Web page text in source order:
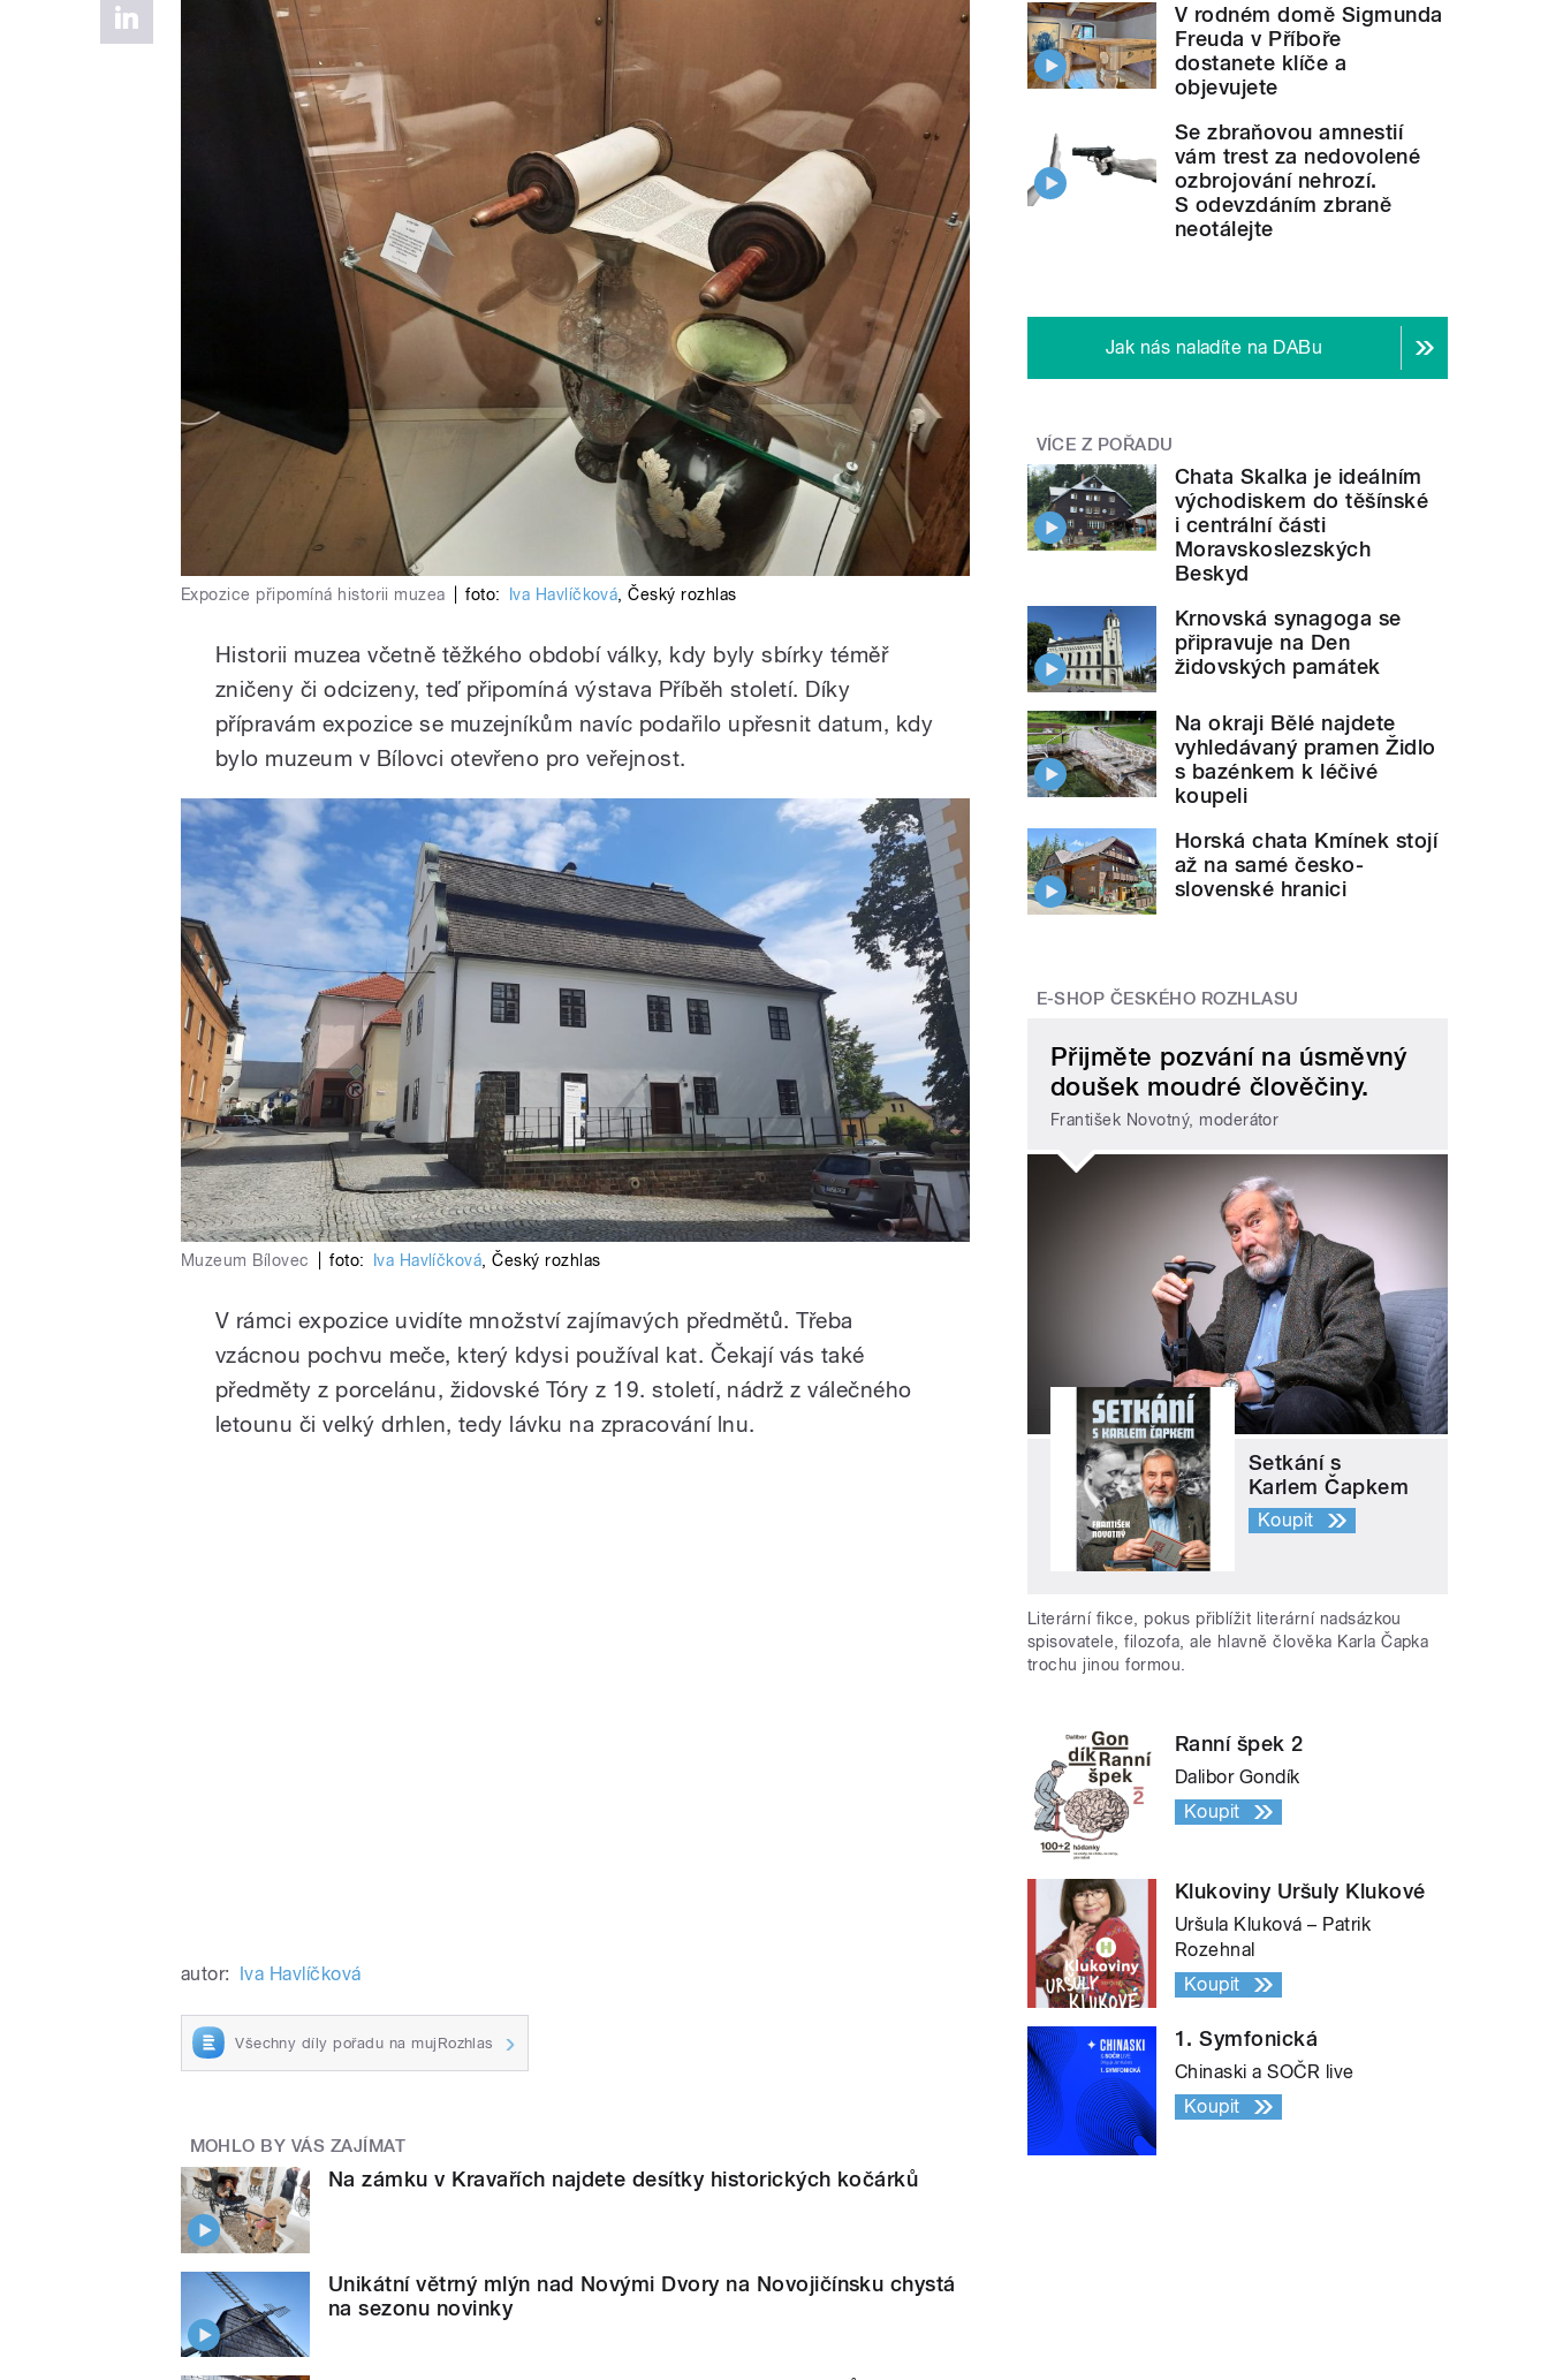
Expozice připomíná historii muzea foto: Iva Havlíčková,Český rozhlas
Historii muzea včetně těžkého období války, kdy byly sbírky téměř
zničeny či odcizeny, teď připomíná výstava Příběh století. Díky
přípravám expozice se muzejníkům navíc podařilo upřesnit datum, kdy
bylo muzeum v Bílovci otevřeno pro veřejnost.
Muzeum Bílovec foto: Iva Havlíčková,Český rozhlas
V rámci expozice uvidíte množství zajímavých předmětů. Třeba
vzácnou pochvu meče, který kdysi používal kat. Čekají vás také
předměty z porcelánu, židovské Tóry z 19. století, nádrž z válečného
letounu či velký drhlen, tedy lávku na zpracování lnu.
autor: Iva Havlíčková
Všechny díly pořadu na mujRozhlas
MOHLO BY VÁS ZAJÍMAT
Na zámku v Kravařích najdete desítky historických kočárků
Unikátní větrný mlýn nad Novými Dvory na Novojičínsku chystá
na sezonu novinky
V rodném domě Sigmunda
Freuda v Příboře
dostanete klíče a
objevujete
Se zbraňovou amnestií
vám trest za nedovolené
ozbrojování nehrozí.
S odevzdáním zbraně
neotálejte
Jak nás naladíte na DABu
VÍCE Z POŘADU
Chata Skalka je ideálním
východiskem do těšínské
i centrální části
Moravskoslezských
Beskyd
Krnovská synagoga se
připravuje na Den
židovských památek
Na okraji Bělé najdete
vyhledávaný pramen Židlo
s bazénkem k léčivé
koupeli
Horská chata Kmínek stojí
až na samé česko-
slovenské hranici
E-SHOP ČESKÉHO ROZHLASU
Přijměte pozvání na úsměvný
doušek moudré člověčiny.
František Novotný, moderátor
Setkání s
Karlem Čapkem
Koupit
Literární fikce, pokus přiblížit literární nadsázkou
spisovatele, filozofa, ale hlavně člověka Karla Čapka
trochu jinou formou.
Ranní špek 2
Dalibor Gondík
Koupit
Klukoviny Uršuly Klukové
Uršula Kluková – Patrik
Rozehnal
Koupit
1. Symfonická
Chinaski a SOČR live
Koupit